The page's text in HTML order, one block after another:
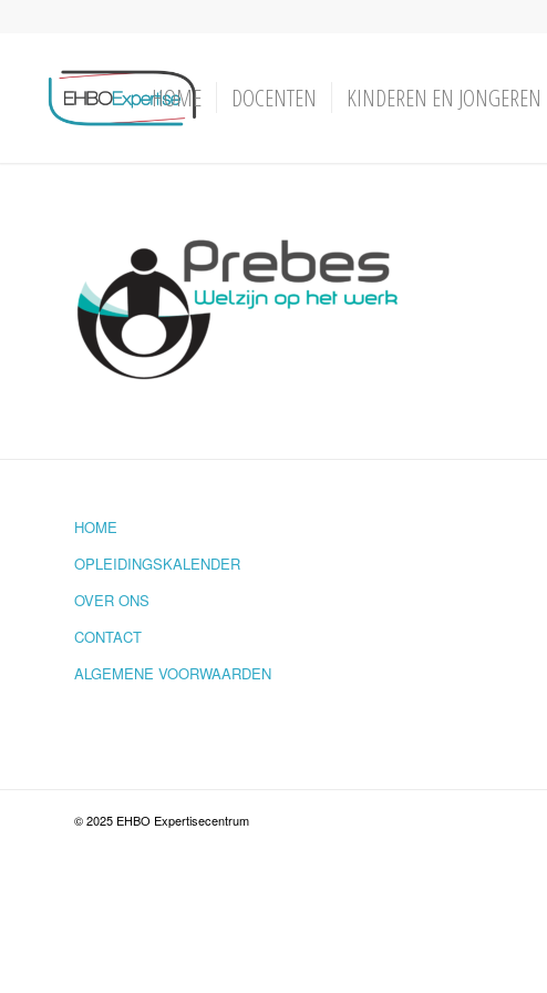
HOME DOCENTEN KINDEREN EN JONGEREN
HOME
OPLEIDINGSKALENDER
OVER ONS
CONTACT
ALGEMENE VOORWAARDEN
© 2025 EHBO Expertisecentrum